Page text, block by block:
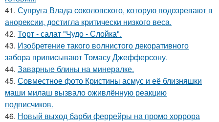
41. Супруга Влада соколовского, которую подозревают в
анорексии, достигла критически низкого веса.
42. Торт - салат "Чудо - Слойка".
43. Изобретение такого волнистого декоративного
забора приписывают Томасу Джефферсону.
44. Заварные блины на минералке.
45. Совместное фото Кристины асмус и её близняшки
маши милаш вызвало оживлённую реакцию
подписчиков.
46. Новый выход барби феррейры на промо хоррора